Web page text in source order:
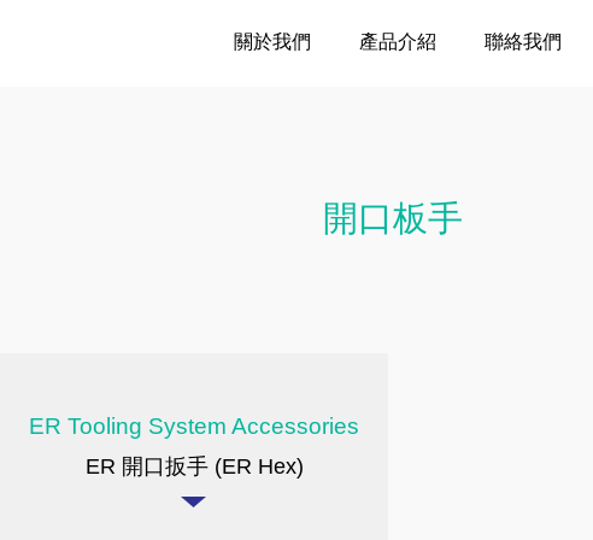
關於我們 產品介紹 聯絡我們
開口板手
ER Tooling System Accessories
ER 開口扳手 (ER Hex)